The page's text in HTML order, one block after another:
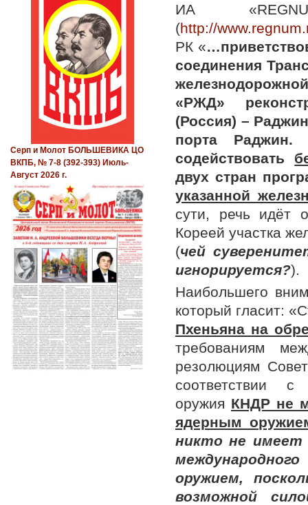
ИА
(http://
РК «
соединения
«РЖД»
(Россия) –
порта
содействовать
двух стран
указанной
сути, речь идёт
Кореей участка
(чей
игнорируется?).
Наибольшего
который гласит:
Пхеньяна на
требованиям
резолюциям
соответствии
оружия КНДР не
ядерным
никто не имеет
оружием,
возможной
Серп и Молот БОЛЬШЕВИКА ЦО
ВКПБ, № 7-8 (392-393) Июль-
Август 2026 г.